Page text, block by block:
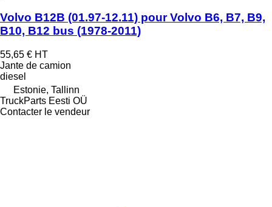
Volvo B12B (01.97-12.11) pour Volvo B6, B7, B9,
B10, B12 bus (1978-2011)
55,65 € HT
Jante de camion
diesel
Estonie, Tallinn
TruckParts Eesti OÜ
Contacter le vendeur